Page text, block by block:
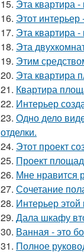
15. Эта квартира
16. Этот
17. Эта квартира
18. Эта
19. Этим
20. Эта квартира
21. Квартира
22. Интерьер
23. Одно дело
отделки.
24. Этот проект
25. Проект
26. Мне нравится
27. Сочетание
28. Интерьер
29. Дала шкафу
30. Ванная - это
31. Полное